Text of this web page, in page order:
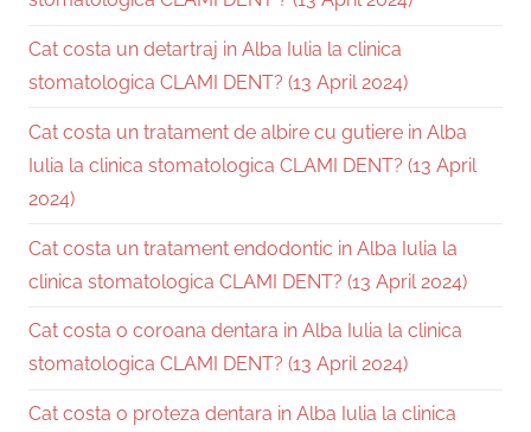
Cat costa un detartraj in Alba Iulia la clinica
stomatologica CLAMI DENT? (13 April 2024)
Cat costa un tratament de albire cu gutiere in Alba
Iulia la clinica stomatologica CLAMI DENT? (13 April
2024)
Cat costa un tratament endodontic in Alba Iulia la
clinica stomatologica CLAMI DENT? (13 April 2024)
Cat costa o coroana dentara in Alba Iulia la clinica
stomatologica CLAMI DENT? (13 April 2024)
Cat costa o proteza dentara in Alba Iulia la clinica